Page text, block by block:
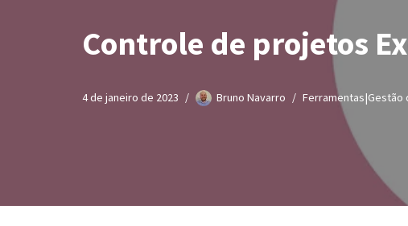
Controle de projetos
4 de janeiro de 2023 Bruno Navarro Ferramentas|Gestão